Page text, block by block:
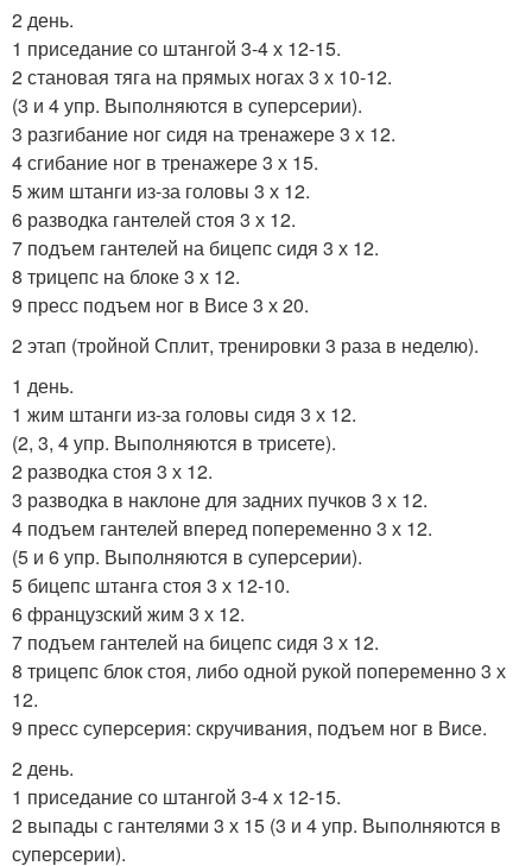
2 день.
1 приседание со штангой 3-4 х 12-15.
2 становая тяга на прямых ногах 3 х 10-12.
(3 и 4 упр. Выполняются в суперсерии).
3 разгибание ног сидя на тренажере 3 х 12.
4 сгибание ног в тренажере 3 х 15.
5 жим штанги из-за головы 3 х 12.
6 разводка гантелей стоя 3 х 12.
7 подъем гантелей на бицепс сидя 3 х 12.
8 трицепс на блоке 3 х 12.
9 пресс подъем ног в Висе 3 х 20.
2 этап (тройной Сплит, тренировки 3 раза в неделю).
1 день.
1 жим штанги из-за головы сидя 3 х 12.
(2, 3, 4 упр. Выполняются в трисете).
2 разводка стоя 3 х 12.
3 разводка в наклоне для задних пучков 3 х 12.
4 подъем гантелей вперед попеременно 3 х 12.
(5 и 6 упр. Выполняются в суперсерии).
5 бицепс штанга стоя 3 х 12-10.
6 французский жим 3 х 12.
7 подъем гантелей на бицепс сидя 3 х 12.
8 трицепс блок стоя, либо одной рукой попеременно 3 х
12.
9 пресс суперсерия: скручивания, подъем ног в Висе.
2 день.
1 приседание со штангой 3-4 х 12-15.
2 выпады с гантелями 3 х 15 (3 и 4 упр. Выполняются в
суперсерии).